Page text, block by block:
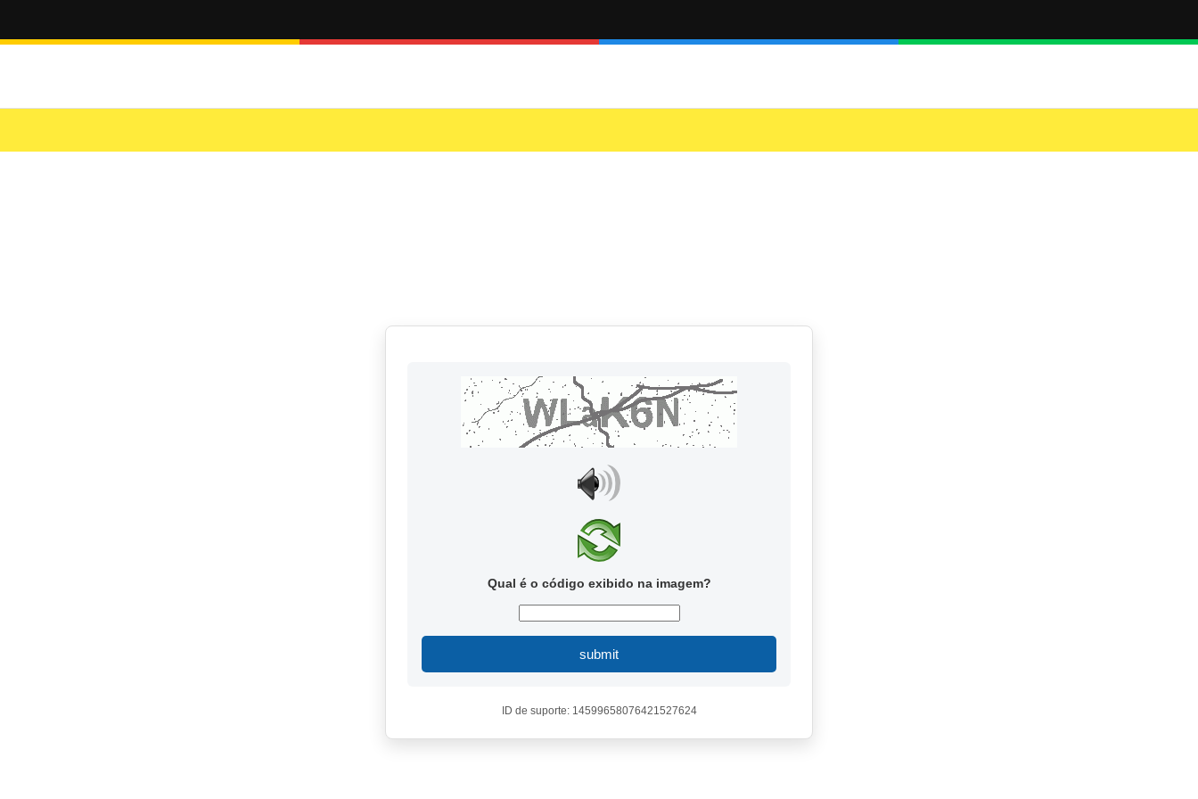
Qual é o código exibido na imagem?
submit
ID de suporte: 14599658076421527624